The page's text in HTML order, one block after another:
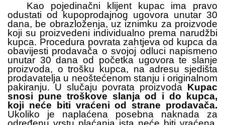
Kao pojedinačni klijent kupac ima pravo
odustati od kupoprodajnog ugovora unutar 30
dana, be obrazloženja, uz iznimku za proizvode
koji su proizvedeni individualno prema narudžbi
kupca. Procedura povrata zahtjeva od kupca da
obavijesti prodavača o svojoj odluci napismeno
unutar 30 dana od početka ugovora te slanje
proizvoda, o trošku kupca, na adresu sjedišta
prodavatelja u neoštećenom stanju i originalnom
pakiranju. U slučaju povrata proizvoda Kupac
snosi pune troškove slanja od i do kupca,
koji neće biti vraćeni od strane prodavača.
Ukoliko je naplaćena posebna naknada za